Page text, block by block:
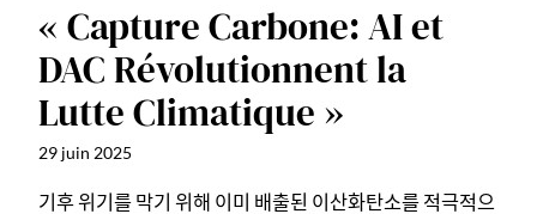
« Capture Carbone: AI et
DAC Révolutionnent la
Lutte Climatique »
29 juin 2025
기후 위기를 막기 위해 이미 배출된 이산화탄소를 적극적으